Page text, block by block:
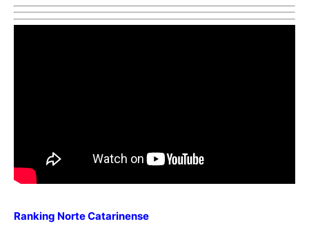
Ranking Norte Catarinense